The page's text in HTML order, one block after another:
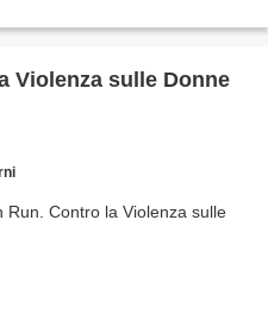
Violenza sulle Donne